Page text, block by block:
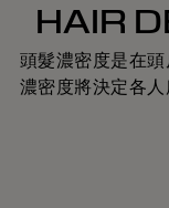
HAIR
頭髮濃密度是在
濃密度將決定各